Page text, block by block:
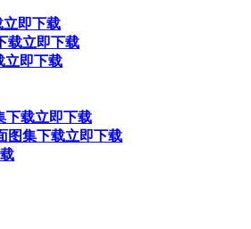
立即下载
载立即下载
立即下载
下载立即下载
图集下载立即下载